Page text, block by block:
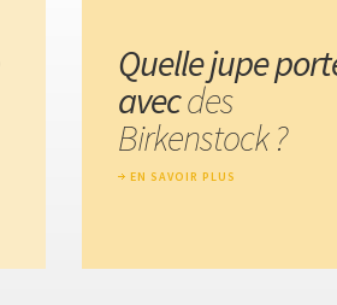
Quelle jupe
avecdes
Birkenstock ?
EN SAVOIR PLUS